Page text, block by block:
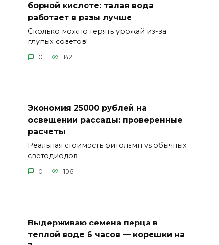
борной кислоте: талая вода
работает в разы лучше
Сколько можно терять урожай из-за
глупых советов!
0 142
Экономия 25000 рублей на
освещении рассады: проверенные
расчеты
Реальная стоимость фитоламп vs обычных
светодиодов
0 106
Выдерживаю семена перца в
теплой воде 6 часов — корешки на